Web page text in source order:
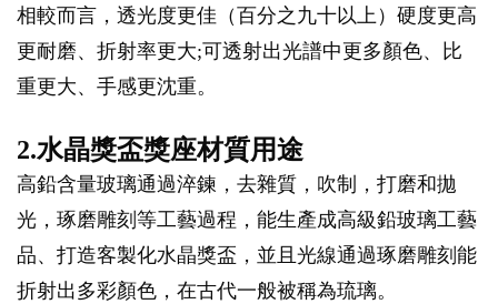
相較而言，透光度更佳（百分之九十以上）硬度更高
更耐磨、折射率更大;可透射出光譜中更多顏色、比
重更大、手感更沈重。
2.水晶獎盃獎座材質用途
高鉛含量玻璃通過淬鍊，去雜質，吹制，打磨和拋
光，琢磨雕刻等工藝過程，能生產成高級鉛玻璃工藝
品、打造客製化水晶獎盃，並且光線通過琢磨雕刻能
折射出多彩顏色，在古代一般被稱為琉璃。